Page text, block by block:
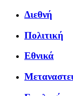
Διεθνή
Πολιτική
Εθνικά